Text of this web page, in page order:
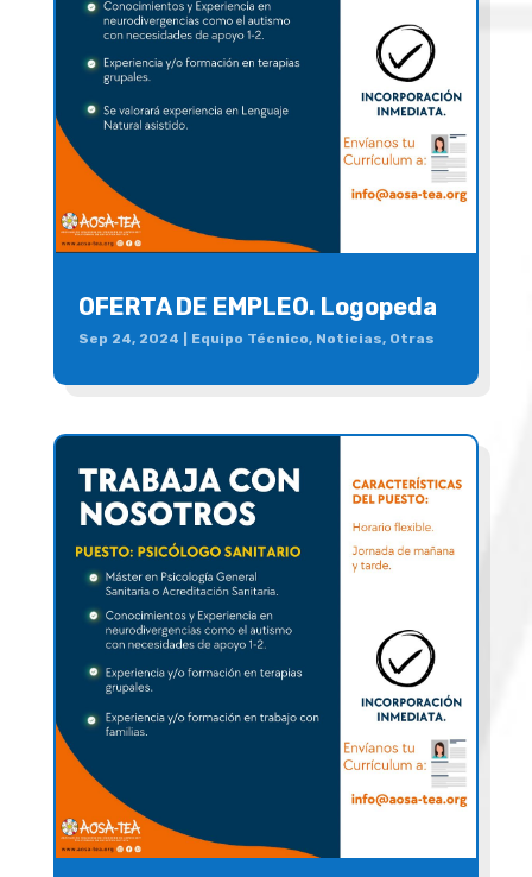
OFERTA DE EMPLEO. Logopeda
Sep 24, 2024 Equipo Técnico, Noticias, Otras